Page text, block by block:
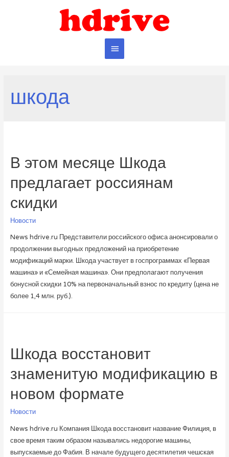
Главное
шкода
В этом месяце Шкода
предлагает россиянам
скидки
Новости
News hdrive.ru Представители российского офиса анонсировали о
продолжении выгодных предложений на приобретение
модификаций марки. Шкода участвует в госпрограммах «Первая
машина» и «Семейная машина». Они предполагают получения
бонусной скидки 10% на первоначальный взнос по кредиту (цена не
более 1,4 млн. руб.).
Шкода восстановит
знаменитую модификацию в
новом формате
Новости
News hdrive.ru Компания Шкода восстановит название Филиция, в
свое время таким образом назывались недорогие машины,
выпускаемые до Фабия. В начале будущего десятилетия чешская